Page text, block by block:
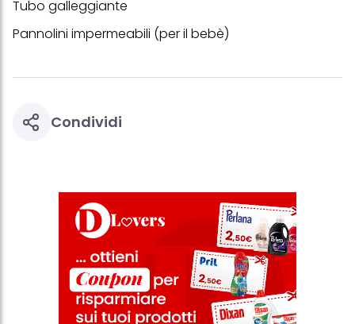
Tubo galleggiante
Pannolini impermeabili (per il bebè)
Condividi
questo sito web.